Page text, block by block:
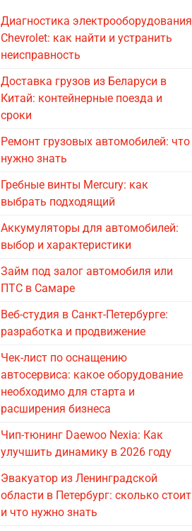
Диагностика электрооборудования
Chevrolet: как найти и устранить
неисправность
Доставка грузов из Беларуси в
Китай: контейнерные поезда и
сроки
Ремонт грузовых автомобилей: что
нужно знать
Гребные винты Mercury: как
выбрать подходящий
Аккумуляторы для автомобилей:
выбор и характеристики
Займ под залог автомобиля или
ПТС в Самаре
Веб-студия в Санкт-Петербурге:
разработка и продвижение
Чек-лист по оснащению
автосервиса: какое оборудование
необходимо для старта и
расширения бизнеса
Чип-тюнинг Daewoo Nexia: Как
улучшить динамику в 2026 году
Эвакуатор из Ленинградской
области в Петербург: сколько стоит
и что нужно знать